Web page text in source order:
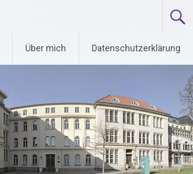
Über mich Datenschutzerklärung